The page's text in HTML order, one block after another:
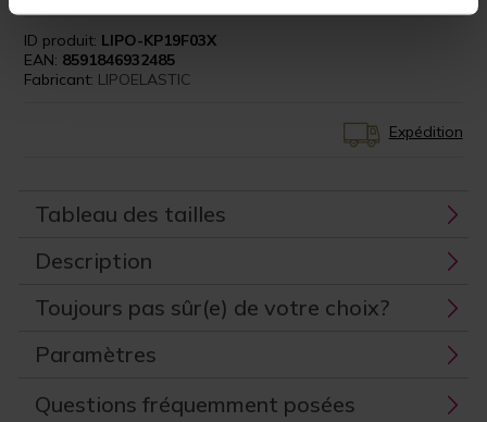
ID produit: LIPO-KP19F03X
EAN: 8591846932485
Fabricant: LIPOELASTIC
Expédition
Tableau des tailles
Description
Toujours pas sûr(e) de votre choix?
Paramètres
Questions fréquemment posées